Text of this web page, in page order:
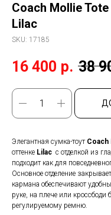
Coach Mollie
Lilac
SKU: 17185
16 400 р. 38
Элегантная сумка-тоут
оттенке Lilac с отделкой из
подходит как для
Основное отделение
кармана обеспечивают
руке, на плече или
регулируемому ремню.